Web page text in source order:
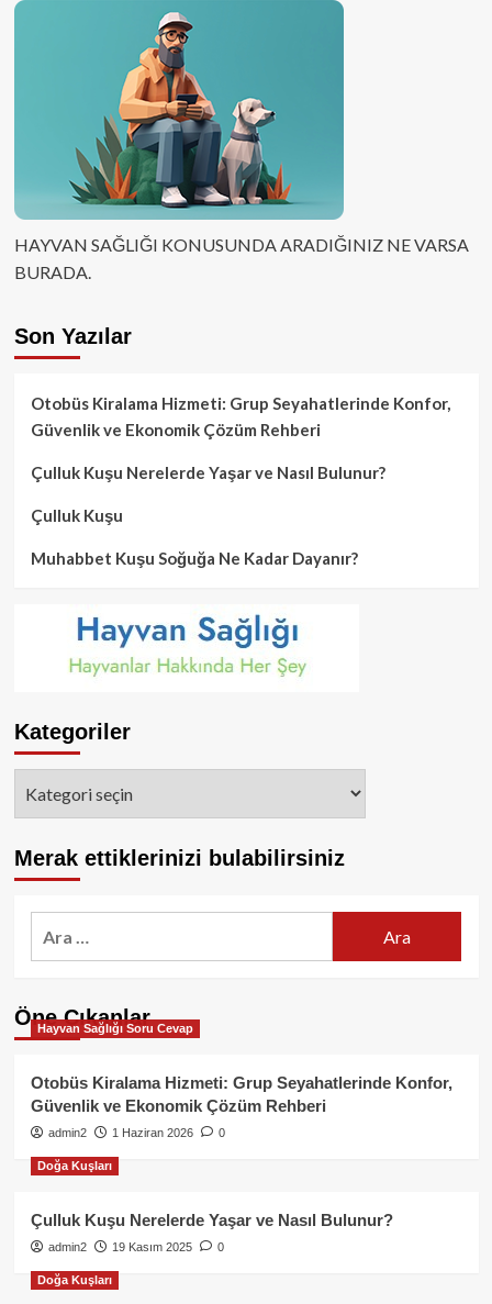
HAYVAN SAĞLIĞI KONUSUNDA ARADIĞINIZ NE VARSA
BURADA.
Son Yazılar
Otobüs Kiralama Hizmeti: Grup Seyahatlerinde Konfor,
Güvenlik ve Ekonomik Çözüm Rehberi
Çulluk Kuşu Nerelerde Yaşar ve Nasıl Bulunur?
Çulluk Kuşu
Muhabbet Kuşu Soğuğa Ne Kadar Dayanır?
Kategoriler
Merak ettiklerinizi bulabilirsiniz
Öne Çıkanlar
Hayvan Sağlığı Soru Cevap
Otobüs Kiralama Hizmeti: Grup Seyahatlerinde Konfor,
Güvenlik ve Ekonomik Çözüm Rehberi
admin2 1 Haziran 2026 0
Doğa Kuşları
Çulluk Kuşu Nerelerde Yaşar ve Nasıl Bulunur?
admin2 19 Kasım 2025 0
Doğa Kuşları